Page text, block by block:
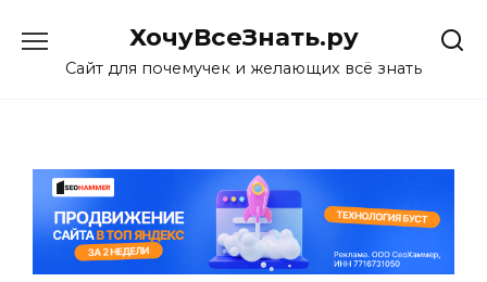
content
ХочуВсеЗнать.ру
Сайт для почемучек и желающих всё знать